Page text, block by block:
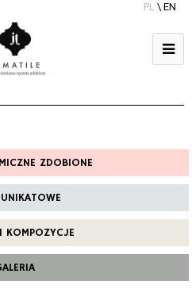
PL \ EN
ZDOBIONE
KOMPOZYCJE